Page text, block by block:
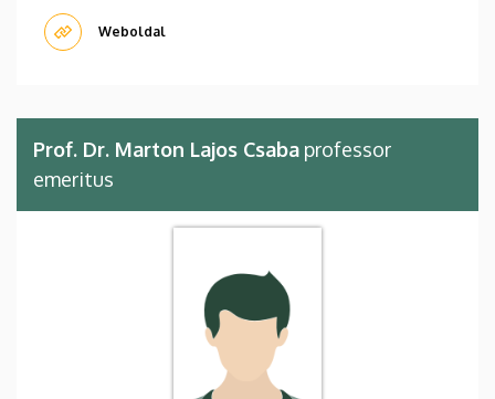
Weboldal
Prof. Dr. Marton Lajos Csaba professor
emeritus